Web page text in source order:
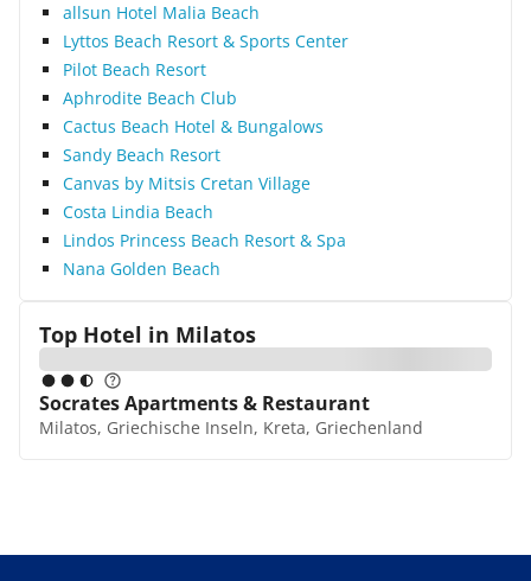
überzeugt. Daher sind wir öfters in eine der
umliegenden Tavernen eingekehrt. Sehr zu
empfehlen war unser Ausflug zum Palast von
Malia, der nur wenige Kilometer vom Hotel
entfernt gelegen ist. Fazit: Das Hotel ist wirklich
nur eine Empfehlung für Urlauber, die über viele
Mängel hinwegsehen können. Einzig die zentrale
Lage spricht für sich, sonst eher nicht für einen
Familienurlaub geeignet.
allsun Hotel Malia Beach
Lyttos Beach Resort & Sports Center
Pilot Beach Resort
Aphrodite Beach Club
Cactus Beach Hotel & Bungalows
Sandy Beach Resort
Canvas by Mitsis Cretan Village
Costa Lindia Beach
Lindos Princess Beach Resort & Spa
Nana Golden Beach
Top Hotel in Milatos
Socrates Apartments & Restaurant
Milatos, Griechische Inseln, Kreta, Griechenland